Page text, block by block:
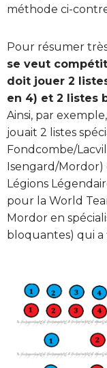
méthode ci-
Pour résumer
se veut
doit jouer 2
en 4) et 2 listes
Ainsi, par
jouait 2 listes
Fondcombe/
Isengard/
Légions
pour la World
Mordor en
bloquantes) qui a